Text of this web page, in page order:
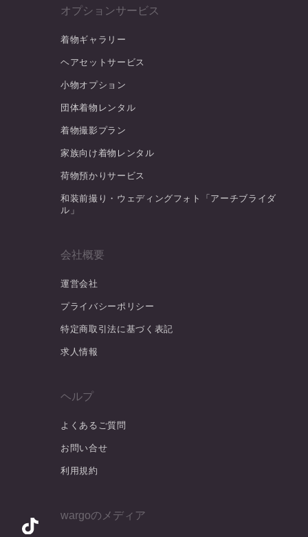
オプションサービス
着物ギャラリー
ヘアセットサービス
小物オプション
団体着物レンタル
着物撮影プラン
家族向け着物レンタル
荷物預かりサービス
和装前撮り・ウェディングフォト「アーチブライダ
ル」
会社概要
運営会社
プライバシーポリシー
特定商取引法に基づく表記
求人情報
ヘルプ
よくあるご質問
お問い合せ
利用規約
wargoのメディア